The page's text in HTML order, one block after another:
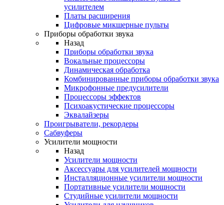
усилителем
Платы расширения
Цифровые микшерные пульты
Приборы обработки звука
Назад
Приборы обработки звука
Вокальные процессоры
Динамическая обработка
Комбинированные приборы обработки звука
Микрофонные предусилители
Процессоры эффектов
Психоакустические процессоры
Эквалайзеры
Проигрыватели, рекордеры
Сабвуферы
Усилители мощности
Назад
Усилители мощности
Аксессуары для усилителей мощности
Инсталляционные усилители мощности
Портативные усилители мощности
Студийные усилители мощности